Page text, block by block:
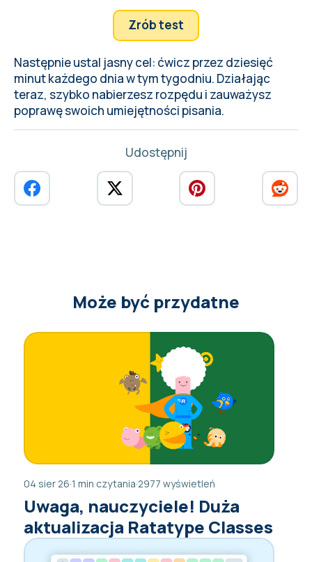
Zrób test
Następnie ustal jasny cel: ćwicz przez dziesięć
minut każdego dnia w tym tygodniu. Działając
teraz, szybko nabierzesz rozpędu i zauważysz
poprawę swoich umiejętności pisania.
Udostępnij
Może być przydatne
04 sier 26·1 min czytania·2977 wyświetleń
Uwaga, nauczyciele! Duża
aktualizacja Ratatype Classes